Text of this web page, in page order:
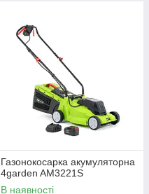
Газонокосарка акумуляторна
4garden AM3221S
В наявності